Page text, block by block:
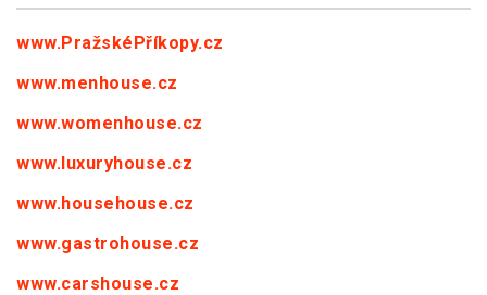
www.PražskéPříkopy.cz
www.menhouse.cz
www.womenhouse.cz
www.luxuryhouse.cz
www.househouse.cz
www.gastrohouse.cz
www.carshouse.cz